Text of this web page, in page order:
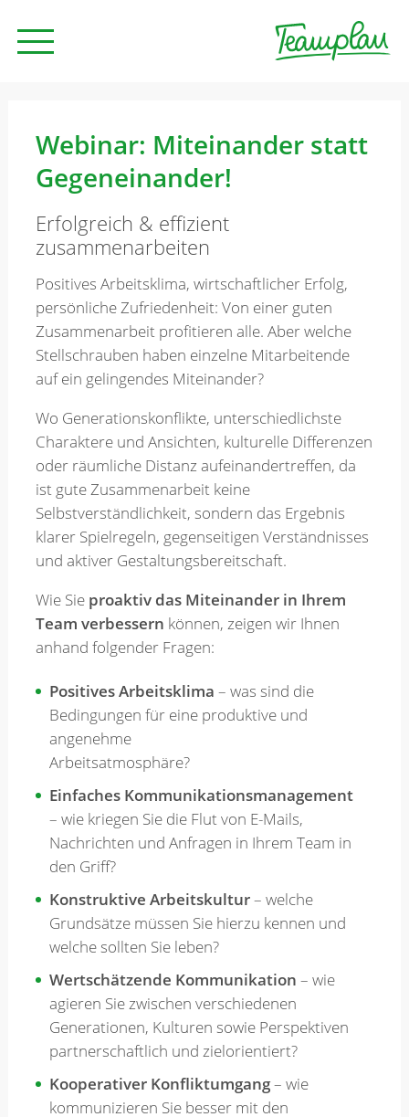
Beratung
Unternehmen
News
Kontakt
Merkzettel
Newsletter
Webinar: Miteinander statt
Gegeneinander!
Erfolgreich & effizient
zusammenarbeiten
Positives Arbeitsklima, wirtschaftlicher Erfolg,
persönliche Zufriedenheit: Von einer guten
Zusammenarbeit profitieren alle. Aber welche
Stellschrauben haben einzelne Mitarbeitende
auf ein gelingendes Miteinander?
Wo Generationskonflikte, unterschiedlichste
Charaktere und Ansichten, kulturelle Differenzen
oder räumliche Distanz aufeinandertreffen, da
ist gute Zusammenarbeit keine
Selbstverständlichkeit, sondern das Ergebnis
klarer Spielregeln, gegenseitigen Verständnisses
und aktiver Gestaltungsbereitschaft.
Wie Sie proaktiv das Miteinander in Ihrem
Team verbessern können, zeigen wir Ihnen
anhand folgender Fragen:
Positives Arbeitsklima – was sind die
Bedingungen für eine produktive und
angenehme
Arbeitsatmosphäre?
Einfaches Kommunikationsmanagement
– wie kriegen Sie die Flut von E-Mails,
Nachrichten und Anfragen in Ihrem Team in
den Griff?
Konstruktive Arbeitskultur– welche
Grundsätze müssen Sie hierzu kennen und
welche sollten Sie leben?
Wertschätzende Kommunikation – wie
agieren Sie zwischen verschiedenen
Generationen, Kulturen sowie Perspektiven
partnerschaftlich und zielorientiert?
Kooperativer Konfliktumgang– wie
kommunizieren Sie besser mit den